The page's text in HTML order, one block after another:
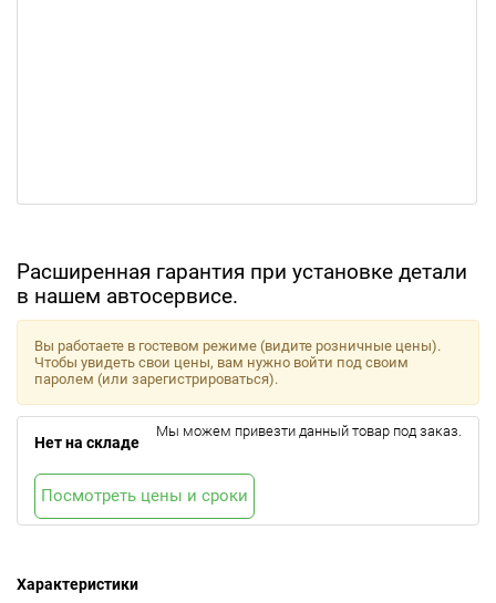
Расширенная гарантия при установке детали
в нашем автосервисе.
Характеристики
Вы работаете в гостевом режиме (видите розничные цены).
Чтобы увидеть свои цены, вам нужно войти под своим
паролем (или зарегистрироваться).
Нет на складе
Мы можем привезти данный товар под заказ.
Посмотреть цены и сроки